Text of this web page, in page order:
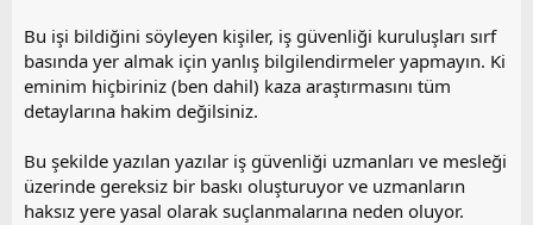
Bu işi bildiğini söyleyen kişiler, iş güvenliği kuruluşları sırf
basında yer almak için yanlış bilgilendirmeler yapmayın. Ki
eminim hiçbiriniz (ben dahil) kaza araştırmasını tüm
detaylarına hakim değilsiniz.
Bu şekilde yazılan yazılar iş güvenliği uzmanları ve mesleği
üzerinde gereksiz bir baskı oluşturuyor ve uzmanların
haksız yere yasal olarak suçlanmalarına neden oluyor.